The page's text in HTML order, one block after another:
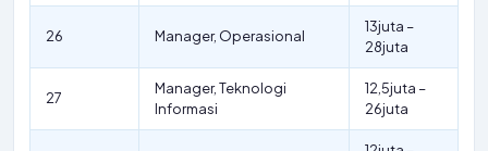
26 Manager, Operasional
13juta –
28juta
27
Manager, Teknologi
Informasi
12,5juta –
26juta